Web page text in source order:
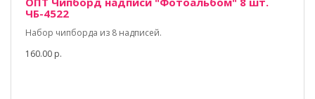
ЧБ-4522
Набор чипборда из 8 надписей.
160.00 р.